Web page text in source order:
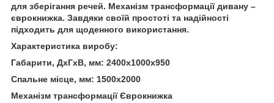
для зберігання речей. Механізм трансформації дивану –
єврокнижка. Завдяки своїй простоті та надійності
підходить для щоденного використання.
Характеристика виробу:
Габарити, ДхГхВ, мм: 2400х1000х950
Спальне місце, мм: 1500х2000
Механізм трансформації Єврокнижка